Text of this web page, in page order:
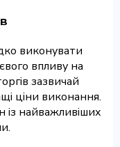
виконувати
впливу на
зазвичай
ціни виконання.
найважливіших